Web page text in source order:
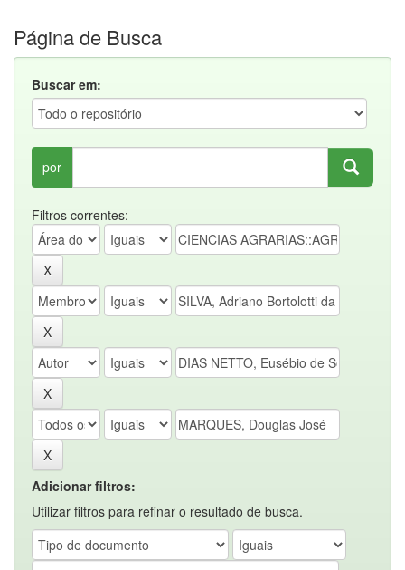
Página de Busca
Buscar em:
por
Filtros correntes:
Adicionar filtros:
Utilizar filtros para refinar o resultado de busca.